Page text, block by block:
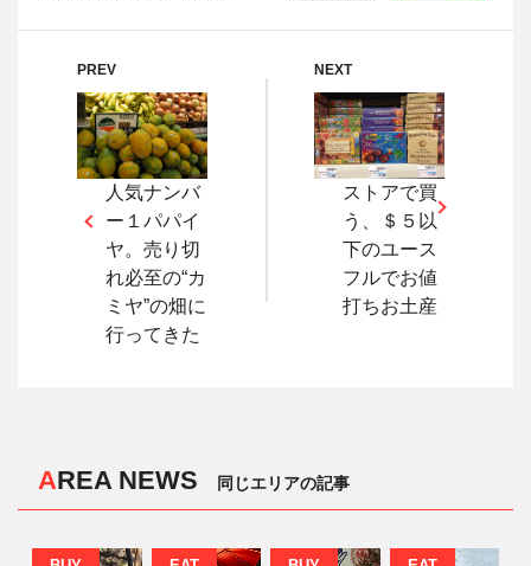
PREV
人気ナンバ
ー１パパイ
ヤ。売り切
れ必至の“カ
ミヤ”の畑に
行ってきた
NEXT
ストアで買
う、＄５以
下のユース
フルでお値
打ちお土産
AREA NEWS 同じエリアの記事